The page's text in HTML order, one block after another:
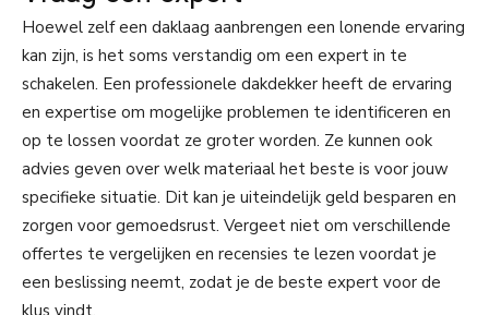
Hoewel zelf een daklaag aanbrengen een lonende ervaring
kan zijn, is het soms verstandig om een expert in te
schakelen. Een professionele dakdekker heeft de ervaring
en expertise om mogelijke problemen te identificeren en
op te lossen voordat ze groter worden. Ze kunnen ook
advies geven over welk materiaal het beste is voor jouw
specifieke situatie. Dit kan je uiteindelijk geld besparen en
zorgen voor gemoedsrust. Vergeet niet om verschillende
offertes te vergelijken en recensies te lezen voordat je
een beslissing neemt, zodat je de beste expert voor de